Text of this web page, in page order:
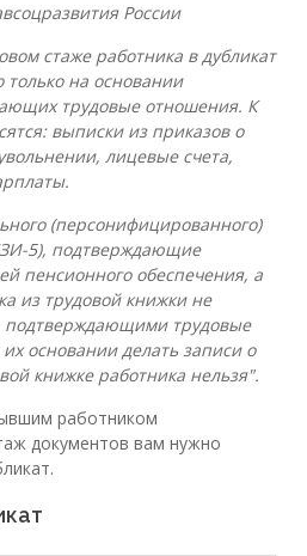
России
стаже работника в дубликат
на основании
трудовые отношения. К
выписки из приказов о
лицевые счета,
(персонифицированного)
5), подтверждающие
пенсионного обеспечения, а
из трудовой книжки не
подтверждающими трудовые
основании делать записи о
книжке работника нельзя".
работником
документов вам нужно